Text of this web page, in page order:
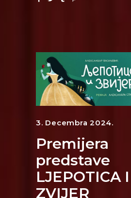
3. Decembra 2024.
Premijera
predstave
LJEPOTICA I
ZVIJER